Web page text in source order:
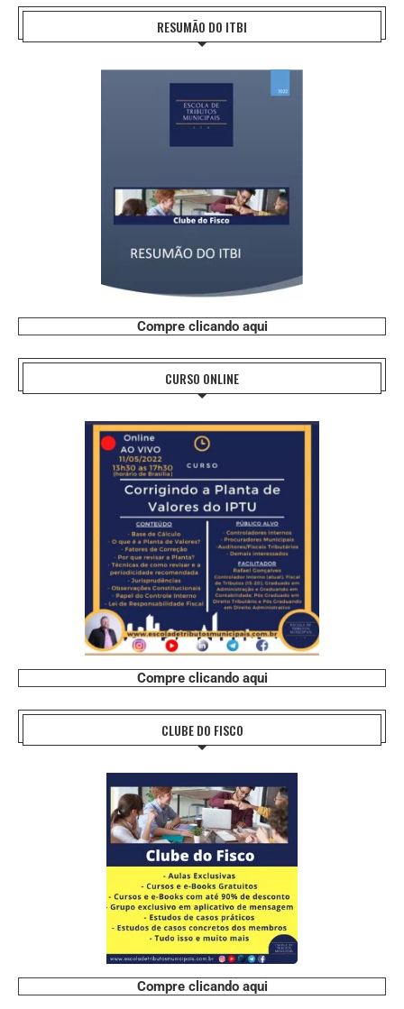
RESUMÃO DO ITBI
Compre clicando aqui
CURSO ONLINE
Compre clicando aqui
CLUBE DO FISCO
Compre clicando aqui